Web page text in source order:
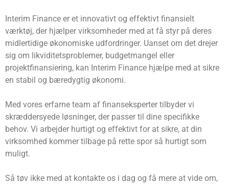
Interim Finance er et innovativt og effektivt finansielt
værktøj, der hjælper virksomheder med at få styr på deres
midlertidige økonomiske udfordringer. Uanset om det drejer
sig om likviditetsproblemer, budgetmangel eller
projektfinansiering, kan Interim Finance hjælpe med at sikre
en stabil og bæredygtig økonomi.
Med vores erfarne team af finanseksperter tilbyder vi
skræddersyede løsninger, der passer til dine specifikke
behov. Vi arbejder hurtigt og effektivt for at sikre, at din
virksomhed kommer tilbage på rette spor så hurtigt som
muligt.
Så tøv ikke med at kontakte os i dag og få mere at vide om,